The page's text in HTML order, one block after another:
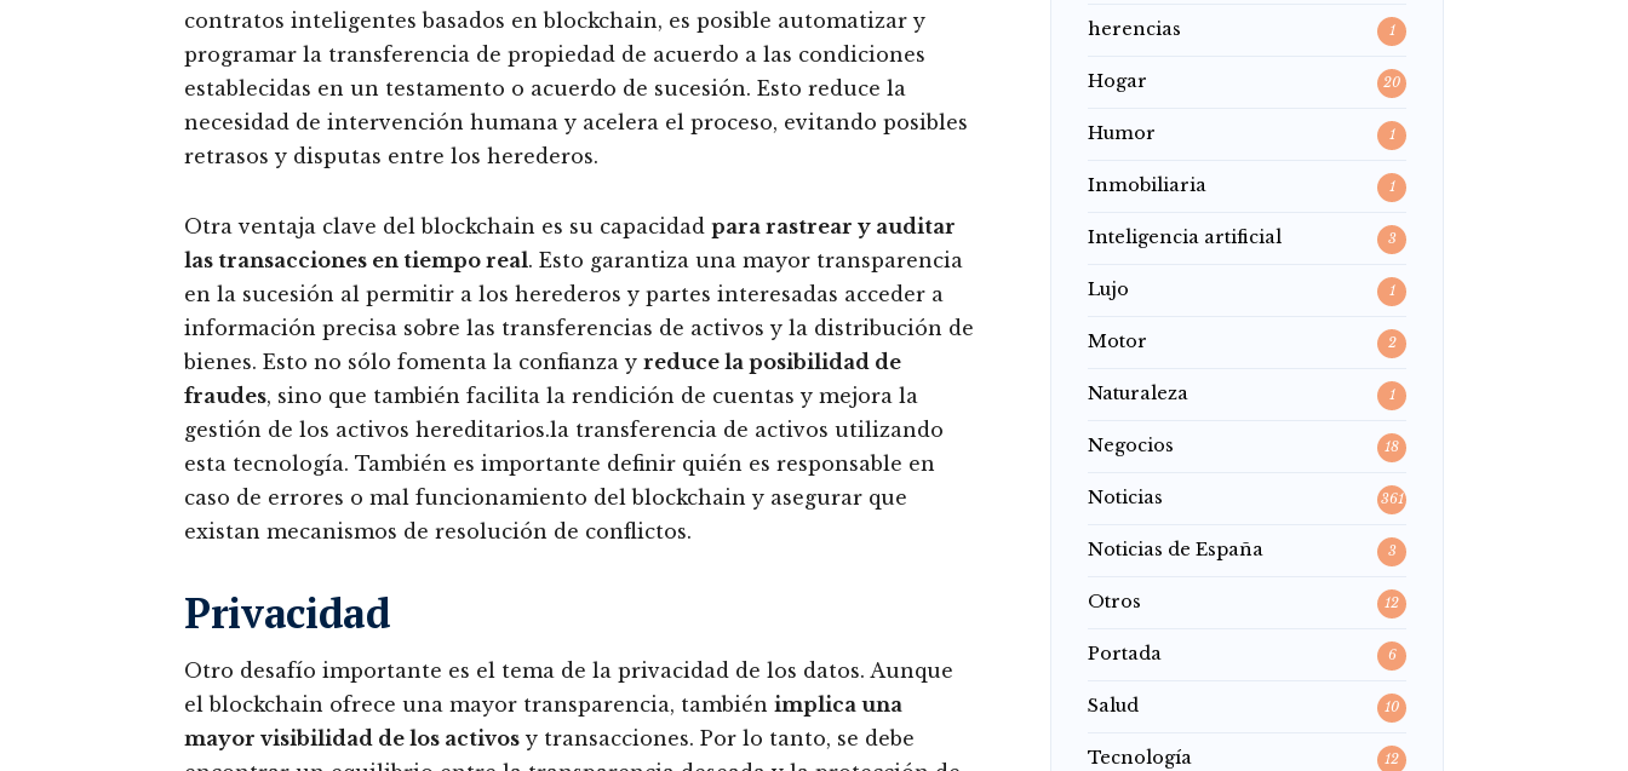
contratos inteligentes basados en blockchain, es posible automatizar y
programar la transferencia de propiedad de acuerdo a las condiciones
establecidas en un testamento o acuerdo de sucesión. Esto reduce la
necesidad de intervención humana y acelera el proceso, evitando posibles
retrasos y disputas entre los herederos.
Otra ventaja clave del blockchain es su capacidad para rastrear y auditar
las transacciones en tiempo real. Esto garantiza una mayor transparencia
en la sucesión al permitir a los herederos y partes interesadas acceder a
información precisa sobre las transferencias de activos y la distribución de
bienes. Esto no sólo fomenta la confianza y reduce la posibilidad de
fraudes, sino que también facilita la rendición de cuentas y mejora la
gestión de los activos hereditarios.la transferencia de activos utilizando
esta tecnología. También es importante definir quién es responsable en
caso de errores o mal funcionamiento del blockchain y asegurar que
existan mecanismos de resolución de conflictos.
Privacidad
Otro desafío importante es el tema de la privacidad de los datos. Aunque
el blockchain ofrece una mayor transparencia, también implica una
mayor visibilidad de los activos y transacciones. Por lo tanto, se debe
herencias 1
Hogar 20
Humor 1
Inmobiliaria 1
Inteligencia artificial 3
Lujo 1
Motor 2
Naturaleza 1
Negocios 18
Noticias 361
Noticias de España 3
Otros 12
Portada 6
Salud 10
Tecnología 12